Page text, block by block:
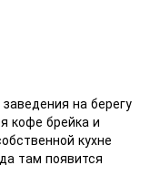
на берегу
кофе брейка и
кухне
там появится